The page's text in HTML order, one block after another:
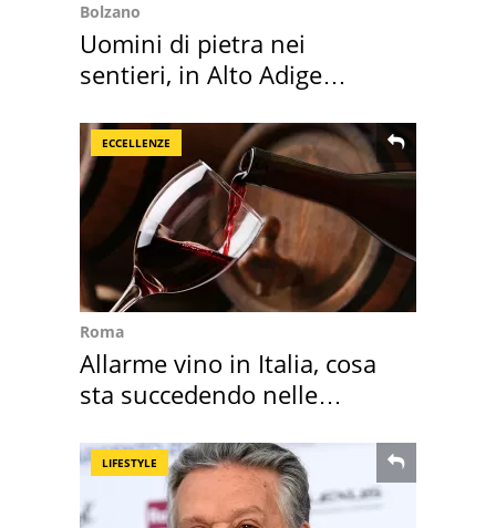
Bolzano
Uomini di pietra nei
sentieri, in Alto Adige
ECCELLENZE
Roma
Allarme vino in Italia, cosa
sta succedendo nelle
LIFESTYLE